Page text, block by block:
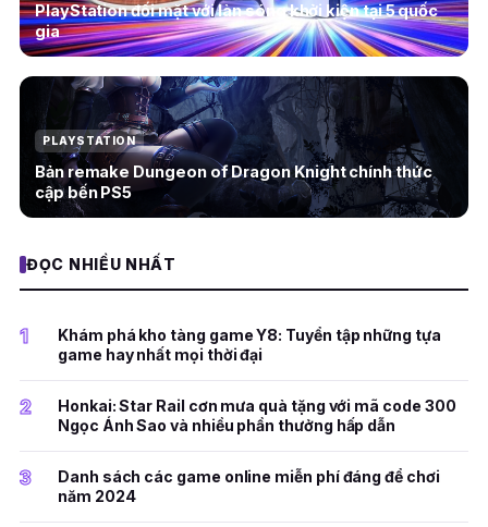
PlayStation đối mặt với làn sóng khởi kiện tại 5 quốc
gia
PLAYSTATION
Bản remake Dungeon of Dragon Knight chính thức
cập bến PS5
ĐỌC NHIỀU NHẤT
1
Khám phá kho tàng game Y8: Tuyển tập những tựa
game hay nhất mọi thời đại
2
Honkai: Star Rail cơn mưa quà tặng với mã code 300
Ngọc Ánh Sao và nhiều phần thưởng hấp dẫn
3
Danh sách các game online miễn phí đáng để chơi
năm 2024